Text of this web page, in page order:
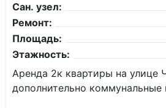
Сан. узел:
Ремонт:
Площадь:
Этажность:
Аренда 2к квартиры на улице
дополнительно коммунальные